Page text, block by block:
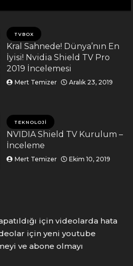
TVBOX
Kral Sahnede! Dünya’nın En
İyisi! Nvidia Shield TV Pro
2019 İncelemesi
Mert Temizer Aralık 23, 2019
TEKNOLOJI
NVIDIA Shield TV Kurulum –
İnceleme
Mert Temizer Ekim 10, 2019
için videolarda hata
için yeni youtube
ve abone olmayı